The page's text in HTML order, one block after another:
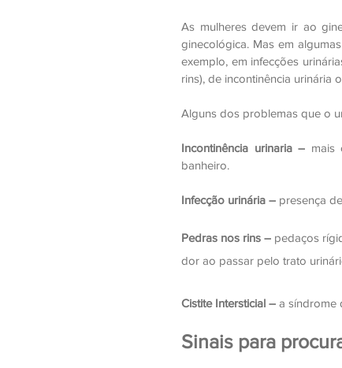
As mulheres devem ir ao
ginecológica. Mas em
exemplo, em infecções
rins), de incontinência urinária
Alguns dos problemas que o
Incontinência urinaria – mais
banheiro.
Infecção urinária – presença
Pedras nos rins – pedaços
dor ao passar pelo trato
Cistite Intersticial – a síndrome
Sinais para